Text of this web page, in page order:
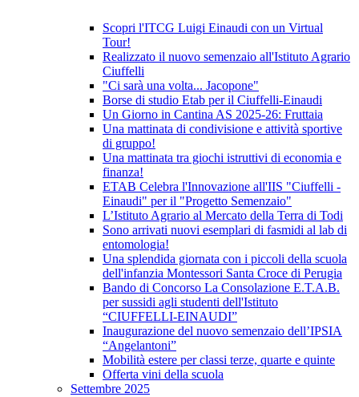
Scopri l'ITCG Luigi Einaudi con un Virtual
Tour!
Realizzato il nuovo semenzaio all'Istituto Agrario
Ciuffelli
"Ci sarà una volta... Jacopone"
Borse di studio Etab per il Ciuffelli-Einaudi
Un Giorno in Cantina AS 2025-26: Fruttaia
Una mattinata di condivisione e attività sportive
di gruppo!
Una mattinata tra giochi istruttivi di economia e
finanza!
ETAB Celebra l'Innovazione all'IIS "Ciuffelli -
Einaudi" per il "Progetto Semenzaio"
L’Istituto Agrario al Mercato della Terra di Todi
Sono arrivati nuovi esemplari di fasmidi al lab di
entomologia!
Una splendida giornata con i piccoli della scuola
dell'infanzia Montessori Santa Croce di Perugia
Bando di Concorso La Consolazione E.T.A.B.
per sussidi agli studenti dell'Istituto
“CIUFFELLI-EINAUDI”
Inaugurazione del nuovo semenzaio dell’IPSIA
“Angelantoni”
Mobilità estere per classi terze, quarte e quinte
Offerta vini della scuola
Settembre 2025